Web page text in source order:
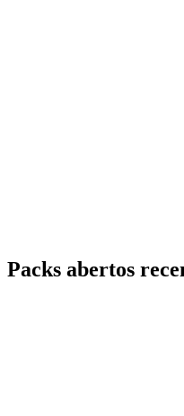
Packs abertos